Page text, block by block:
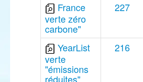
France
verte zéro
carbone"
227
YearList
verte
"émissions
réduites"
216